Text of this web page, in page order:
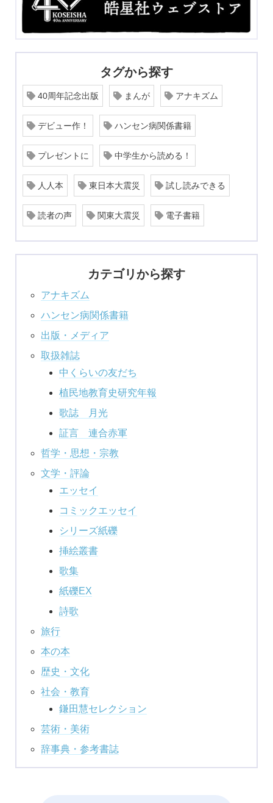
タグから探す
40周年記念出版 まんが アナキズム
デビュー作！ ハンセン病関係書籍
プレゼントに 中学生から読める！
人人本 東日本大震災 試し読みできる
読者の声 関東大震災 電子書籍
カテゴリから探す
アナキズム
ハンセン病関係書籍
出版・メディア
取扱雑誌
中くらいの友だち
植民地教育史研究年報
歌誌 月光
証言 連合赤軍
哲学・思想・宗教
文学・評論
エッセイ
コミックエッセイ
シリーズ紙礫
挿絵叢書
歌集
紙礫EX
詩歌
旅行
本の本
歴史・文化
社会・教育
鎌田慧セレクション
芸術・美術
辞事典・参考書誌